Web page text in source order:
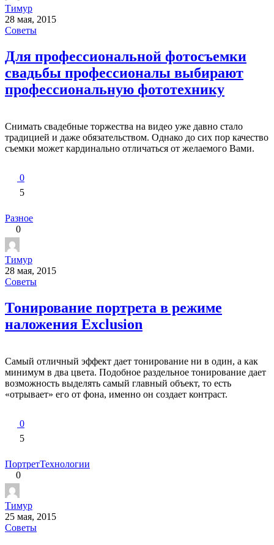
Тимур
28 мая, 2015
Советы
Для профессиональной фотосъемки
свадьбы профессионалы выбирают
профессиональную фототехнику
Снимать свадебные торжества на видео уже давно стало
традицией и даже обязательством. Однако до сих пор качество
съемки может кардинально отличаться от желаемого Вами.
0
5
Разное
0
Тимур
28 мая, 2015
Советы
Тонирование портрета в режиме
наложения Exclusion
Самый отличный эффект дает тонирование ни в один, а как
минимум в два цвета. Подобное раздельное тонирование дает
возможность выделять самый главный объект, то есть
«отрывает» его от фона, именно он создает контраст.
0
5
ПортретТехнологии
0
Тимур
25 мая, 2015
Советы